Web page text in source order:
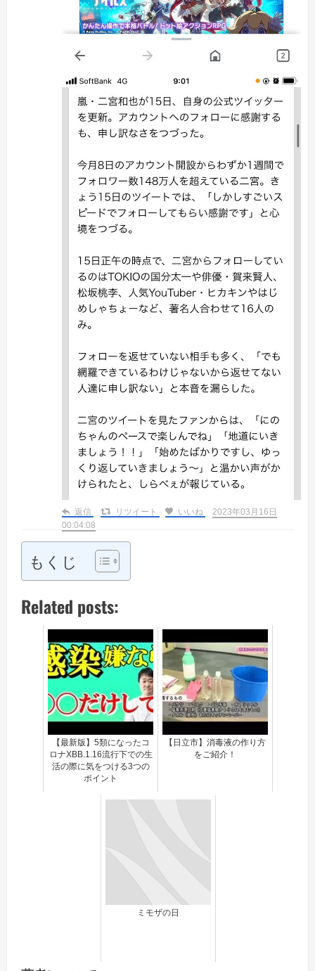
返信 リツイート いいね
2023年03月16日
00:04:08
もくじ
Related posts:
【最新版】5類になったコ
ロナXBB.1.16流行下での生
活の際に気をつける3つの
ポイント
【日立市】消毒液の作り方
をご紹介！
ミモザの日